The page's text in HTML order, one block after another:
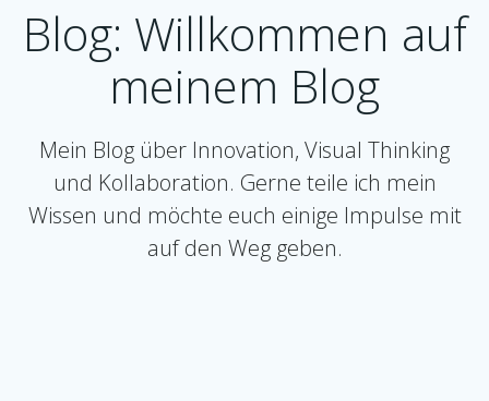
Blog: Willkommen auf
meinem Blog
Mein Blog über Innovation, Visual Thinking
und Kollaboration. Gerne teile ich mein
Wissen und möchte euch einige Impulse mit
auf den Weg geben.